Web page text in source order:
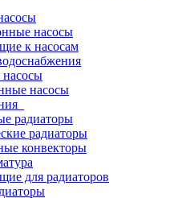
насосы
к насосам
насосы
радиаторы
радиаторы
конвекторы
для радиаторов